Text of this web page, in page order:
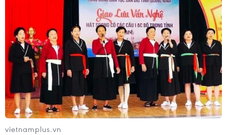
vietnamplus.vn